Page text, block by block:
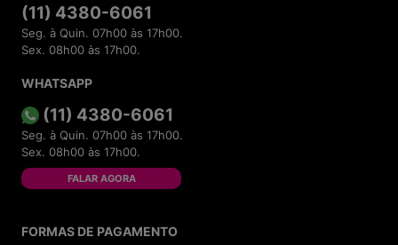
(11) 4380-6061
Seg. à Quin. 07h00 às 17h00.
Sex. 08h00 às 17h00.
WHATSAPP
(11) 4380-6061
Seg. à Quin. 07h00 às 17h00.
Sex. 08h00 às 17h00.
FALAR AGORA
FORMAS DE PAGAMENTO